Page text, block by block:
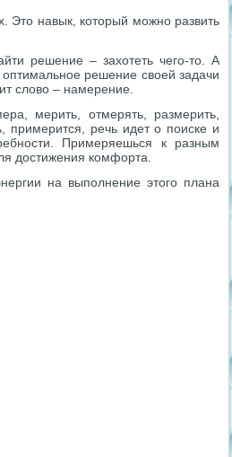
Это навык, который можно развить
решение – захотеть чего-то. А
решение своей задачи
слово – намерение.
мерить, отмерять, размерить,
примерится, речь идет о поиске и
Примеряешься к разным
достижения комфорта.
на выполнение этого плана